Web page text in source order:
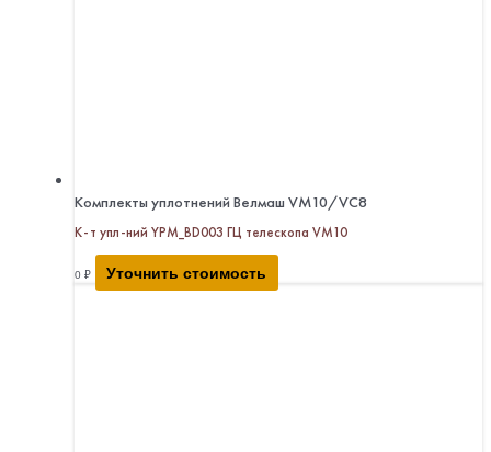
Комплекты уплотнений Велмаш VM10/VC8
К-т упл-ний YPM_BD003 ГЦ телескопа VM10
0 ₽ Уточнить стоимость